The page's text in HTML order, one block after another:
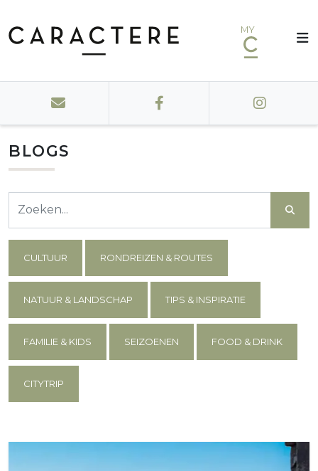
MY
BLOGS
CULTUUR RONDREIZEN & ROUTES
NATUUR & LANDSCHAP TIPS & INSPIRATIE
FAMILIE & KIDS SEIZOENEN FOOD & DRINK
CITYTRIP